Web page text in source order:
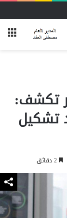
تكشف:
تشكيل
2 دقائق